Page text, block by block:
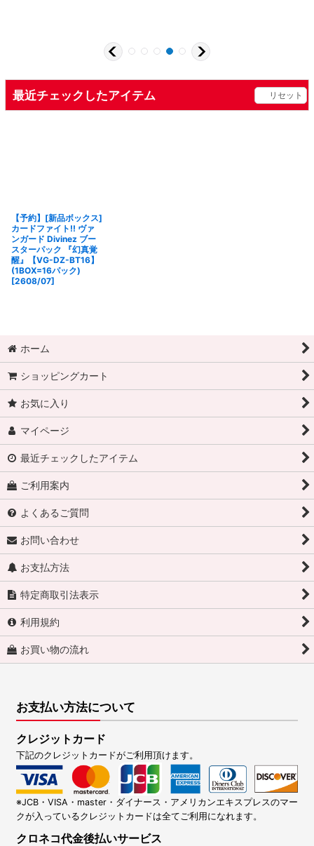
最近チェックしたアイテム リセット
【予約】[新品ボックス]
カードファイト!! ヴァ
ンガード Divinez ブー
スターパック 『幻真覚
醒』【VG-DZ-BT16】
(1BOX=16パック)
[2608/07]
ホーム
ショッピングカート
お気に入り
マイページ
最近チェックしたアイテム
ご利用案内
よくあるご質問
お問い合わせ
お支払方法
特定商取引法表示
利用規約
お買い物の流れ
お支払い方法について
クレジットカード
下記のクレジットカードがご利用頂けます。
※JCB・VISA・master・ダイナース・アメリカンエキスプレスのマー
クが入っているクレジットカードは全てご利用になれます。
クロネコ代金後払いサービス